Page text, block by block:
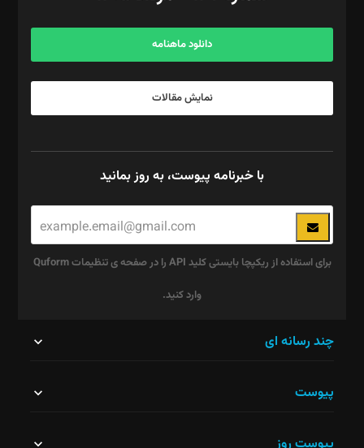
آگهی و مشترکین: ۰۹۱۹۹۹۹۰۴۵۴
دانلود ماهنامه
نمایش مقالات
با خبرنامه پیوست، به روز بمانید
برای استفاده از ریکپچا بایستی کلید API را در صفحه ی تنظیمات Quform
وارد کنید.
نباید
چند رسانه ای
پیوست